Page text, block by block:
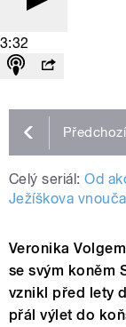
3:32
Předchozí
Celý seriál: Od
Ježíškova
Veronika
se svým koněm
vznikl před lety
přál výlet do